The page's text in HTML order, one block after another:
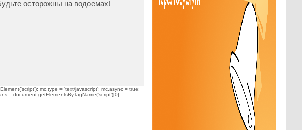
осторожны на водоемах!
mc.type = 'text/javascript'; mc.async = true;
= document.getElementsByTagName('script')[0];